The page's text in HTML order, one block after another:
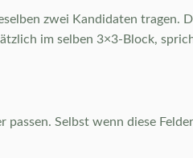
zwei Kandidaten tragen.
im selben 3×3-Block,
Selbst wenn diese